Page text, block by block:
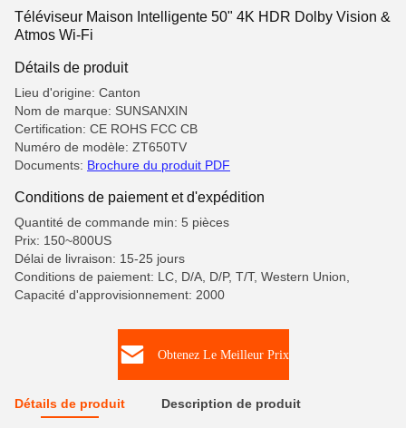
Téléviseur Maison Intelligente 50" 4K HDR Dolby Vision &
Atmos Wi-Fi
Détails de produit
Lieu d'origine: Canton
Nom de marque: SUNSANXIN
Certification: CE ROHS FCC CB
Numéro de modèle: ZT650TV
Documents: Brochure du produit PDF
Conditions de paiement et d'expédition
Quantité de commande min: 5 pièces
Prix: 150~800US
Délai de livraison: 15-25 jours
Conditions de paiement: LC, D/A, D/P, T/T, Western Union,
Capacité d'approvisionnement: 2000
Obtenez Le Meilleur Prix
Détails de produit Description de produit